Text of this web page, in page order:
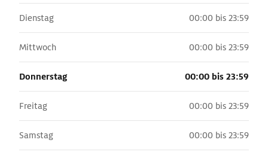
Dienstag 00:00 bis 23:59
Mittwoch 00:00 bis 23:59
Donnerstag 00:00 bis 23:59
Freitag 00:00 bis 23:59
Samstag 00:00 bis 23:59